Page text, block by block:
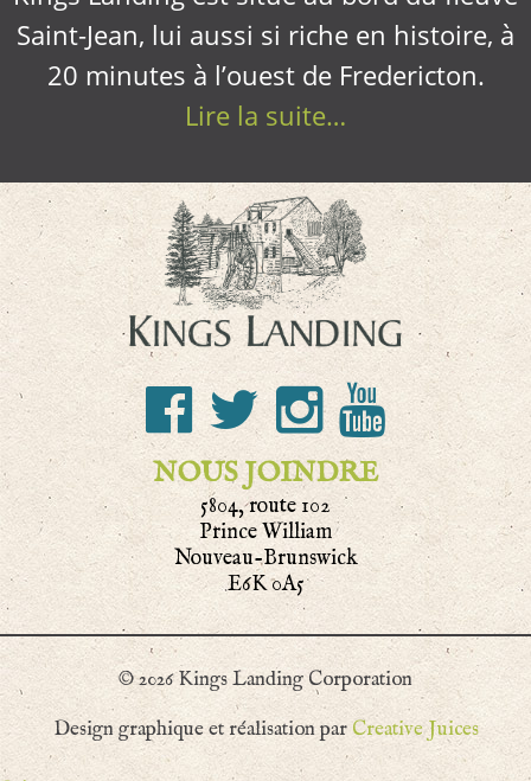
Saint-Jean, lui aussi si riche en histoire, à
20 minutes à l’ouest de Fredericton.
Lire la suite…
NOUS JOINDRE
5804, route 102
Prince William
Nouveau-Brunswick
E6K 0A5
© 2026 Kings Landing Corporation
Design graphique et réalisation par Creative Juices